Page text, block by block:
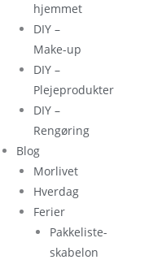
hjemmet
DIY –
Make-up
DIY –
Plejeprodukter
DIY –
Rengøring
Blog
Morlivet
Hverdag
Ferier
Pakkeliste-
skabelon